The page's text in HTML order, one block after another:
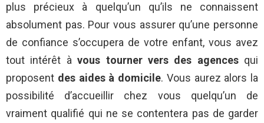
plus précieux à quelqu’un qu’ils ne connaissent
absolument pas. Pour vous assurer qu’une personne
de confiance s’occupera de votre enfant, vous avez
tout intérêt àvous tourner vers des agencesqui
proposent des aides à domicile. Vous aurez alors la
possibilité d’accueillir chez vous quelqu’un de
vraiment qualifié qui ne se contentera pas de garder